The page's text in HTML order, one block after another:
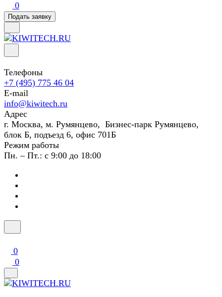
0
Подать заявку
Телефоны
+7 (495) 775 46 04
E-mail
info@kiwitech.ru
Адрес
г. Москва, м. Румянцево, Бизнес-парк Румянцево,
блок Б, подъезд 6, офис 701Б
Режим работы
Пн. – Пт.: с 9:00 до 18:00
0
0